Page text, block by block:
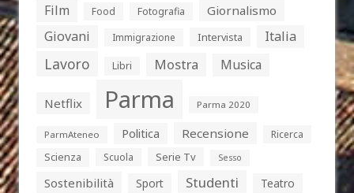
Film Food Fotografia Giornalismo
Giovani Immigrazione Intervista Italia
Lavoro Libri Mostra Musica
Netflix Parma Parma 2020
ParmAteneo Politica Recensione
Ricerca
Scienza
Scuola Serie Tv Sesso
Sostenibilità Sport Studenti Teatro